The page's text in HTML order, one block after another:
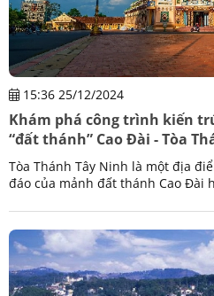
15:36 25/12/2024
Khám phá công trình kiến
“đất thánh” Cao Đài - Tòa
Tòa Thánh Tây Ninh là một địa
đáo của mảnh đất thánh Cao Đài